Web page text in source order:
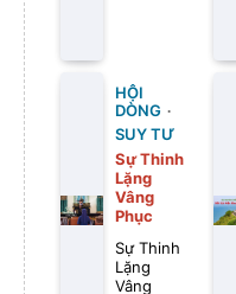
HỘI
DÒNG
SUY TƯ
Sự Thinh
Lặng
Vâng
Phục
Sự Thinh
Lặng
Vâng